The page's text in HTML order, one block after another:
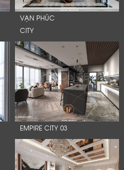
VẠN PHÚC
CITY
EMPIRE CITY 03